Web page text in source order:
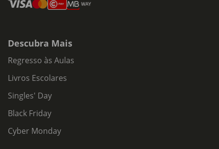
Descubra Mais
Regresso às Aulas
Livros Escolares
Singles' Day
Black Friday
Cyber Monday